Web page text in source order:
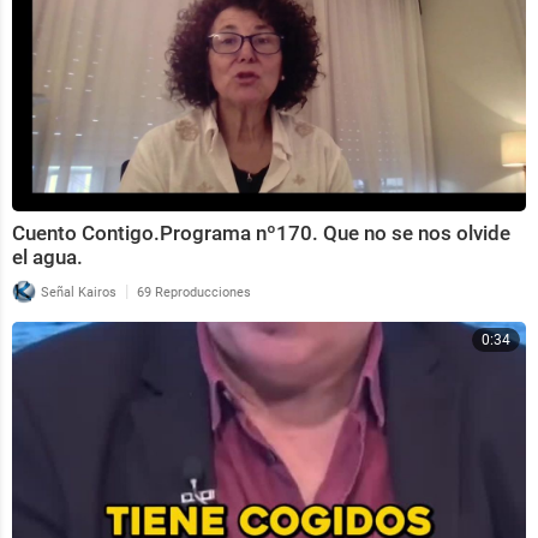
Cuento Contigo.Programa nº170. Que no se nos olvide
el agua.
Señal Kairos | 69 Reproducciones
0:34